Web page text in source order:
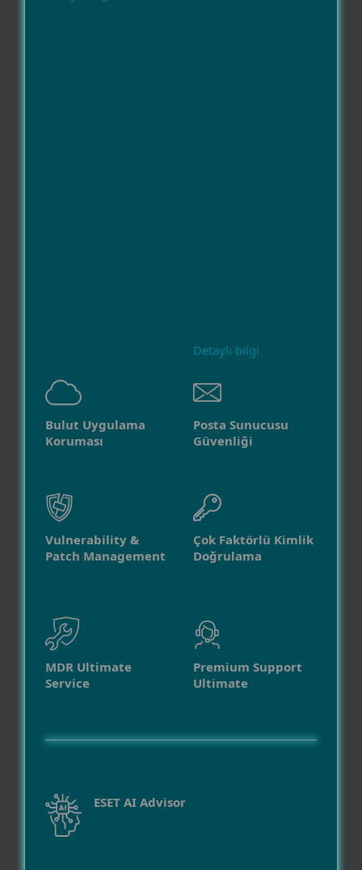
Detaylı bilgi
Bulut Uygulama
Koruması
Posta Sunucusu
Güvenliği
Vulnerability &
Patch Management
Çok Faktörlü Kimlik
Doğrulama
MDR Ultimate
Service
Premium Support
Ultimate
ESET AI Advisor